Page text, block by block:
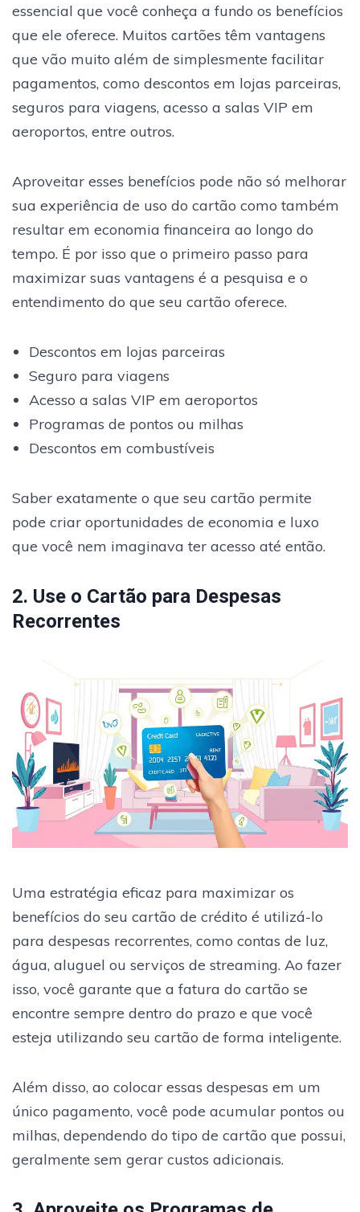
essencial que você conheça a fundo os benefícios
que ele oferece. Muitos cartões têm vantagens
que vão muito além de simplesmente facilitar
pagamentos, como descontos em lojas parceiras,
seguros para viagens, acesso a salas VIP em
aeroportos, entre outros.
Aproveitar esses benefícios pode não só melhorar
sua experiência de uso do cartão como também
resultar em economia financeira ao longo do
tempo. É por isso que o primeiro passo para
maximizar suas vantagens é a pesquisa e o
entendimento do que seu cartão oferece.
Descontos em lojas parceiras
Seguro para viagens
Acesso a salas VIP em aeroportos
Programas de pontos ou milhas
Descontos em combustíveis
Saber exatamente o que seu cartão permite
pode criar oportunidades de economia e luxo
que você nem imaginava ter acesso até então.
2. Use o Cartão para Despesas
Recorrentes
Uma estratégia eficaz para maximizar os
benefícios do seu cartão de crédito é utilizá-lo
para despesas recorrentes, como contas de luz,
água, aluguel ou serviços de streaming. Ao fazer
isso, você garante que a fatura do cartão se
encontre sempre dentro do prazo e que você
esteja utilizando seu cartão de forma inteligente.
Além disso, ao colocar essas despesas em um
único pagamento, você pode acumular pontos ou
milhas, dependendo do tipo de cartão que possui,
geralmente sem gerar custos adicionais.